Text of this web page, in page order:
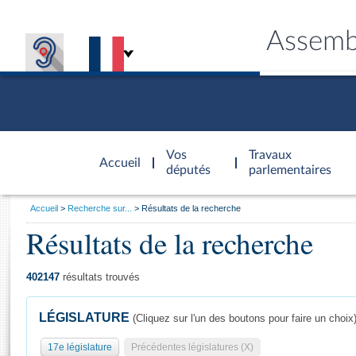
Accueil
d'accueil
Vos
députés
Travaux
parlementaires
Général
Vous
Accueil Recherche sur... Résultats de la recherche
Résultats de la recherche
402147 résultats trouvés
LÉGISLATURE (Cliquez sur l'un des boutons pour faire un choix)
17e législature Précédentes législatures (X)